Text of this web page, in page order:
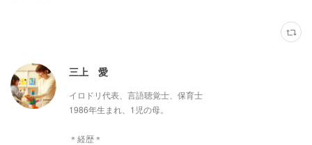
三上 愛
イロドリ代表、言語聴覚士、保育士
1986年生まれ、1児の母。
＊経歴＊